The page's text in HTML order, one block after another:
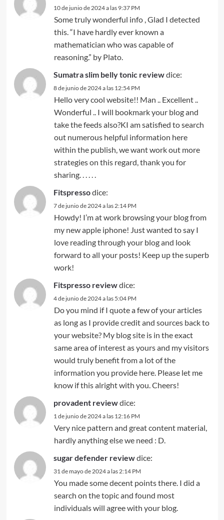
10 de junio de 2024 a las 9:37 PM
Some truly wonderful info , Glad I detected
this. “I have hardly ever known a
mathematician who was capable of
reasoning.” by Plato.
Sumatra slim belly tonic reviewdice:
8 de junio de 2024 a las 12:54 PM
Hello very cool website!! Man .. Excellent ..
Wonderful .. I will bookmark your blog and
take the feeds also?KI am satisfied to search
out numerous helpful information here
within the publish, we want work out more
strategies on this regard, thank you for
sharing. . . . . .
Fitspressodice:
7 de junio de 2024 a las 2:14 PM
Howdy! I’m at work browsing your blog from
my new apple iphone! Just wanted to say I
love reading through your blog and look
forward to all your posts! Keep up the superb
work!
Fitspresso reviewdice:
4 de junio de 2024 a las 5:04 PM
Do you mind if I quote a few of your articles
as long as I provide credit and sources back to
your website? My blog site is in the exact
same area of interest as yours and my visitors
would truly benefit from a lot of the
information you provide here. Please let me
know if this alright with you. Cheers!
provadent reviewdice:
1 de junio de 2024 a las 12:16 PM
Very nice pattern and great content material,
hardly anything else we need : D.
sugar defender reviewdice:
31 de mayo de 2024 a las 2:14 PM
You made some decent points there. I did a
search on the topic and found most
individuals will agree with your blog.